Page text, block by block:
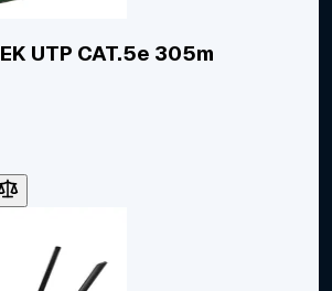
UTP CAT.5e 305m